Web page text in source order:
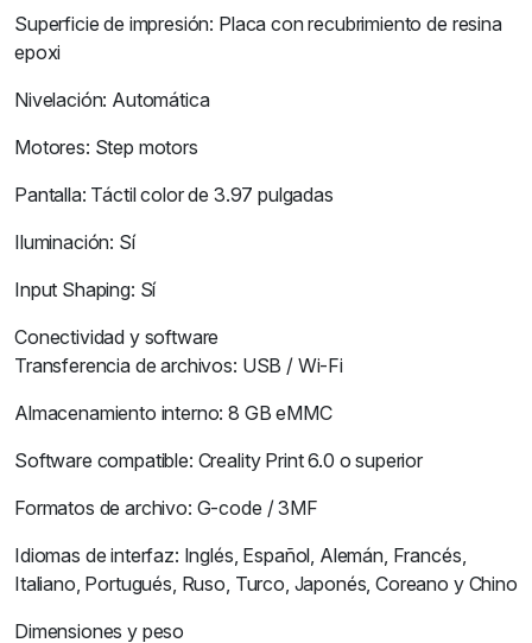
Superficie de impresión: Placa con recubrimiento de resina
epoxi
Nivelación: Automática
Motores: Step motors
Pantalla: Táctil color de 3.97 pulgadas
Iluminación: Sí
Input Shaping: Sí
Conectividad y software
Transferencia de archivos: USB / Wi-Fi
Almacenamiento interno: 8 GB eMMC
Software compatible: Creality Print 6.0 o superior
Formatos de archivo: G-code / 3MF
Idiomas de interfaz: Inglés, Español, Alemán, Francés,
Italiano, Portugués, Ruso, Turco, Japonés, Coreano y Chino
Dimensiones y peso